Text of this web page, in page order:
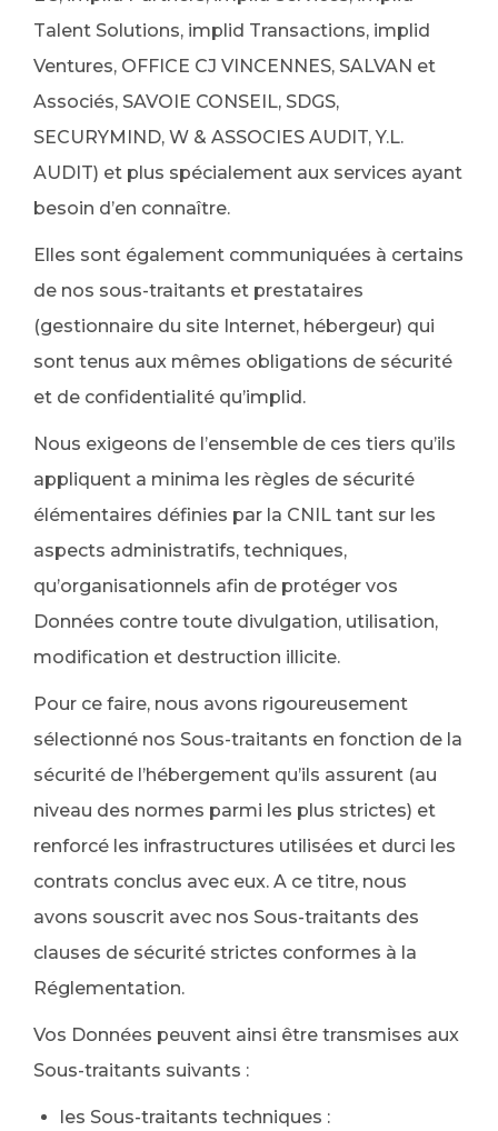
Talent Solutions, implid Transactions, implid
Ventures, OFFICE CJ VINCENNES, SALVAN et
Associés, SAVOIE CONSEIL, SDGS,
SECURYMIND, W & ASSOCIES AUDIT, Y.L.
AUDIT) et plus spécialement aux services ayant
besoin d’en connaître.
Elles sont également communiquées à certains
de nos sous-traitants et prestataires
(gestionnaire du site Internet, hébergeur) qui
sont tenus aux mêmes obligations de sécurité
et de confidentialité qu’implid.
Nous exigeons de l’ensemble de ces tiers qu’ils
appliquent a minima les règles de sécurité
élémentaires définies par la CNIL tant sur les
aspects administratifs, techniques,
qu’organisationnels afin de protéger vos
Données contre toute divulgation, utilisation,
modification et destruction illicite.
Pour ce faire, nous avons rigoureusement
sélectionné nos Sous-traitants en fonction de la
sécurité de l’hébergement qu’ils assurent (au
niveau des normes parmi les plus strictes) et
renforcé les infrastructures utilisées et durci les
contrats conclus avec eux. A ce titre, nous
avons souscrit avec nos Sous-traitants des
clauses de sécurité strictes conformes à la
Réglementation.
Vos Données peuvent ainsi être transmises aux
Sous-traitants suivants :
les Sous-traitants techniques :